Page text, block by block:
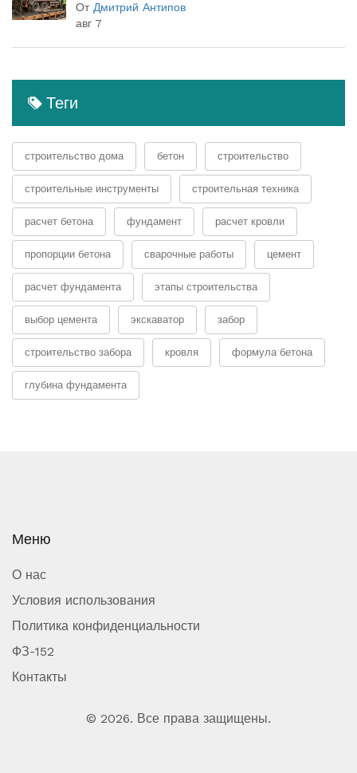
От Дмитрий Антипов
авг 7
Теги
строительство дома бетон строительство
строительные инструменты строительная техника
расчет бетона фундамент расчет кровли
пропорции бетона сварочные работы цемент
расчет фундамента этапы строительства
выбор цемента экскаватор забор
строительство забора кровля формула бетона
глубина фундамента
Меню
О нас
Условия использования
Политика конфиденциальности
ФЗ-152
Контакты
© 2026. Все права защищены.